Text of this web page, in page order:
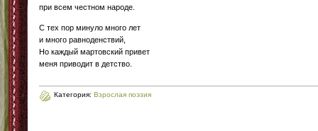
при всем честном народе.
С тех пор минуло много лет
и много равноденствий,
Но каждый мартовский привет
меня приводит в детство.
Категория: Взрослая поэзия